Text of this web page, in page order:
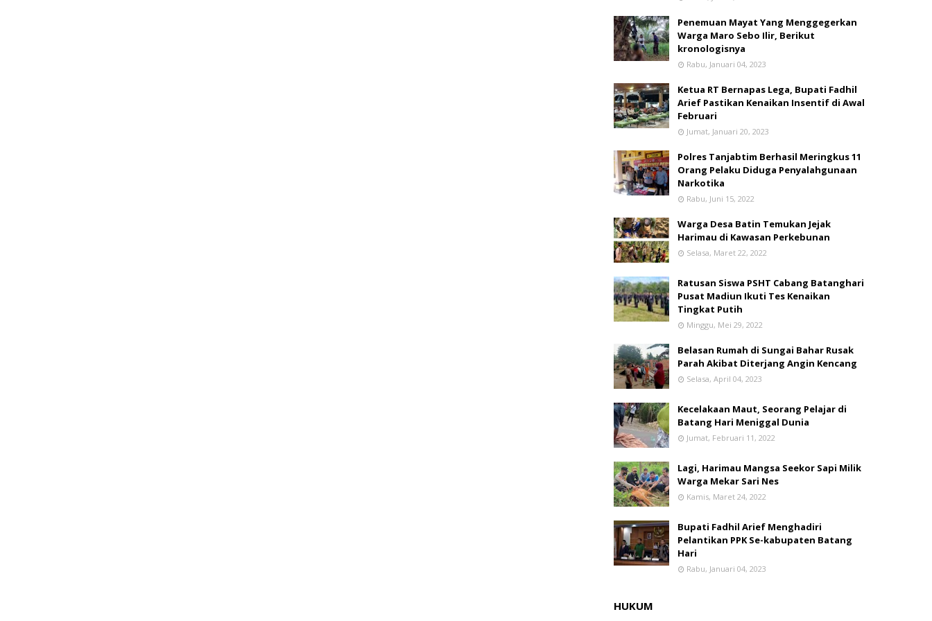
Penemuan Mayat Yang Menggegerkan
Warga Maro Sebo Ilir, Berikut
kronologisnya
Rabu, Januari 04, 2023
Ketua RT Bernapas Lega, Bupati Fadhil
Arief Pastikan Kenaikan Insentif di Awal
Februari
Jumat, Januari 20, 2023
Polres Tanjabtim Berhasil Meringkus 11
Orang Pelaku Diduga Penyalahgunaan
Narkotika
Rabu, Juni 15, 2022
Warga Desa Batin Temukan Jejak
Harimau di Kawasan Perkebunan
Selasa, Maret 22, 2022
Ratusan Siswa PSHT Cabang Batanghari
Pusat Madiun Ikuti Tes Kenaikan
Tingkat Putih
Minggu, Mei 29, 2022
Belasan Rumah di Sungai Bahar Rusak
Parah Akibat Diterjang Angin Kencang
Selasa, April 04, 2023
Kecelakaan Maut, Seorang Pelajar di
Batang Hari Meniggal Dunia
Jumat, Februari 11, 2022
Lagi, Harimau Mangsa Seekor Sapi Milik
Warga Mekar Sari Nes
Kamis, Maret 24, 2022
Bupati Fadhil Arief Menghadiri
Pelantikan PPK Se-kabupaten Batang
Hari
Rabu, Januari 04, 2023
HUKUM